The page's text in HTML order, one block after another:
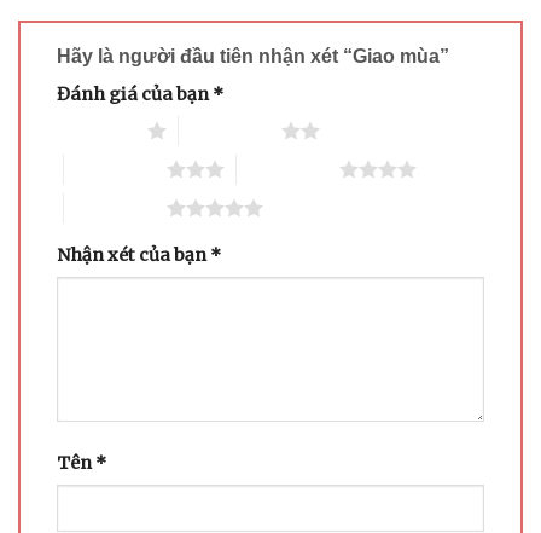
Hãy là người đầu tiên nhận xét “Giao mùa”
Đánh giá của bạn*
Nhận xét của bạn*
Tên*